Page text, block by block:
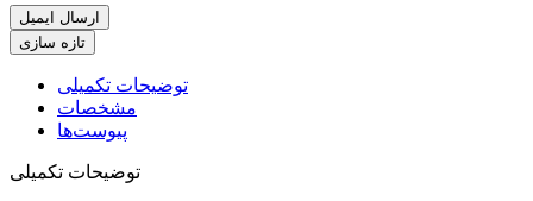
ارسال ایمیل
توضیحات تکمیلی
مشخصات
پیوست‌ها
توضیحات تکمیلی